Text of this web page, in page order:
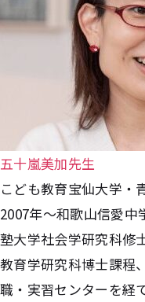
五十嵐美加先生
こども教育宝仙大学・
2007年～和歌山信愛
塾大学社会学研究科修
教育学研究科博士課程
職・実習センターを経